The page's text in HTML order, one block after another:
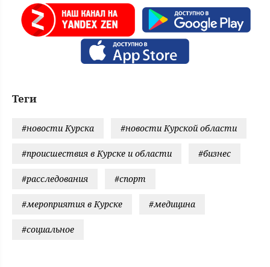
Теги
#новости Курска #новости Курской области
#происшествия в Курске и области #бизнес
#расследования #спорт
#мероприятия в Курске #медицина
#социальное